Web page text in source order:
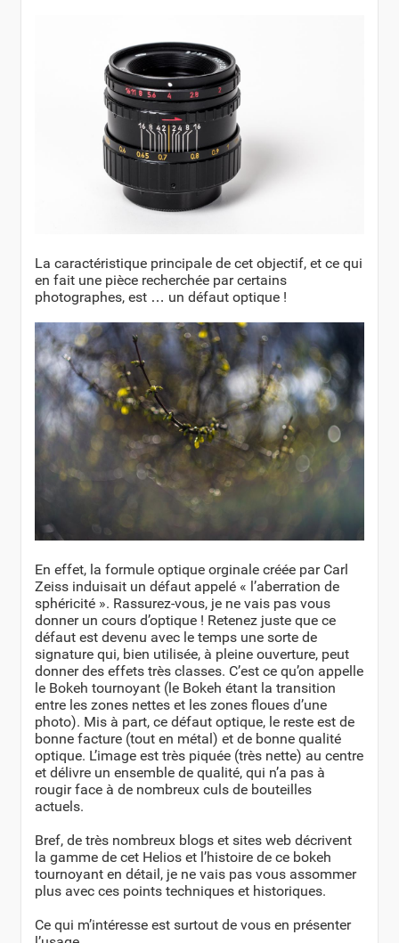
La caractéristique principale de cet objectif, et ce qui
en fait une pièce recherchée par certains
photographes, est … un défaut optique !
En effet, la formule optique orginale créée par Carl
Zeiss induisait un défaut appelé « l’aberration de
sphéricité ». Rassurez-vous, je ne vais pas vous
donner un cours d’optique ! Retenez juste que ce
défaut est devenu avec le temps une sorte de
signature qui, bien utilisée, à pleine ouverture, peut
donner des effets très classes. C’est ce qu’on appelle
le Bokeh tournoyant (le Bokeh étant la transition
entre les zones nettes et les zones floues d’une
photo). Mis à part, ce défaut optique, le reste est de
bonne facture (tout en métal) et de bonne qualité
optique. L’image est très piquée (très nette) au centre
et délivre un ensemble de qualité, qui n’a pas à
rougir face à de nombreux culs de bouteilles
actuels.
Bref, de très nombreux blogs et sites web décrivent
la gamme de cet Helios et l’histoire de ce bokeh
tournoyant en détail, je ne vais pas vous assommer
plus avec ces points techniques et historiques.
Ce qui m’intéresse est surtout de vous en présenter